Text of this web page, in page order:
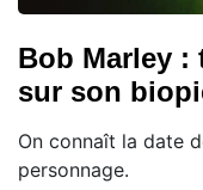
Bob Marley
sur son
On connaît la date
personnage.